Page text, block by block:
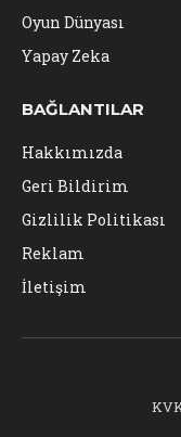
Oyun Dünyası
Yapay Zeka
BAĞLANTILAR
Hakkımızda
Geri Bildirim
Gizlilik Politikası
Reklam
İletişim